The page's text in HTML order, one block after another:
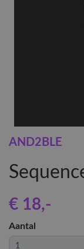
AND2BLE
€ 18,-
Aantal